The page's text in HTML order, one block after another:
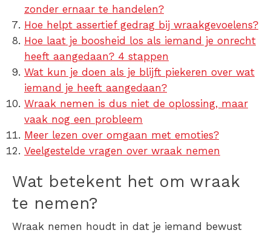
zonder ernaar te handelen?
Hoe helpt assertief gedrag bij wraakgevoelens?
Hoe laat je boosheid los als iemand je onrecht
heeft aangedaan? 4 stappen
Wat kun je doen als je blijft piekeren over wat
iemand je heeft aangedaan?
Wraak nemen is dus niet de oplossing, maar
vaak nog een probleem
Meer lezen over omgaan met emoties?
Veelgestelde vragen over wraak nemen
Wat betekent het om wraak
te nemen?
Wraak nemen houdt in dat je iemand bewust